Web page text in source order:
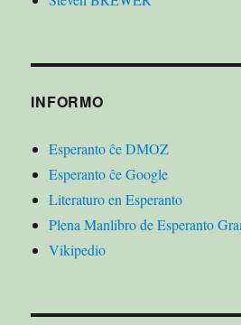
INFORMO
Esperanto ĉe DMOZ
Esperanto ĉe Google
Literaturo en Esperanto
Plena Manlibro de Esperanto
Vikipedio